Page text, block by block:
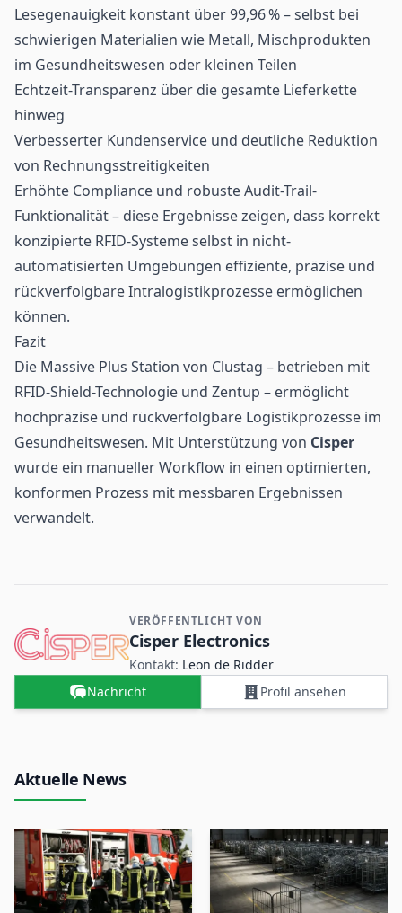
Lesegenauigkeit konstant über 99,96 % – selbst bei
schwierigen Materialien wie Metall, Mischprodukten
im Gesundheitswesen oder kleinen Teilen
Echtzeit-Transparenz über die gesamte Lieferkette
hinweg
Verbesserter Kundenservice und deutliche Reduktion
von Rechnungsstreitigkeiten
Erhöhte Compliance und robuste Audit-Trail-
Funktionalität – diese Ergebnisse zeigen, dass korrekt
konzipierte RFID-Systeme selbst in nicht-
automatisierten Umgebungen effiziente, präzise und
rückverfolgbare Intralogistikprozesse ermöglichen
können.
Fazit
Die Massive Plus Station von Clustag – betrieben mit
RFID-Shield-Technologie und Zentup – ermöglicht
hochpräzise und rückverfolgbare Logistikprozesse im
Gesundheitswesen. Mit Unterstützung von Cisper
wurde ein manueller Workflow in einen optimierten,
konformen Prozess mit messbaren Ergebnissen
verwandelt.
Kontakt- und Firmeninformationen
VERÖFFENTLICHT VON
Cisper Electronics
Kontakt: Leon de Ridder
Nachricht
Profil ansehen
Aktuelle News